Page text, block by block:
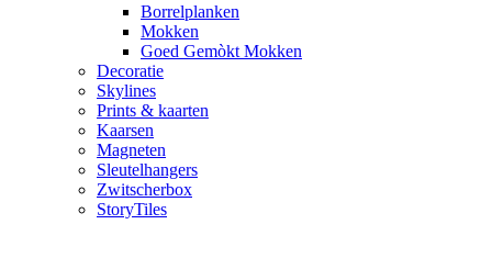
Borrelplanken
Mokken
Goed Gemòkt Mokken
Decoratie
Skylines
Prints & kaarten
Kaarsen
Magneten
Sleutelhangers
Zwitscherbox
StoryTiles